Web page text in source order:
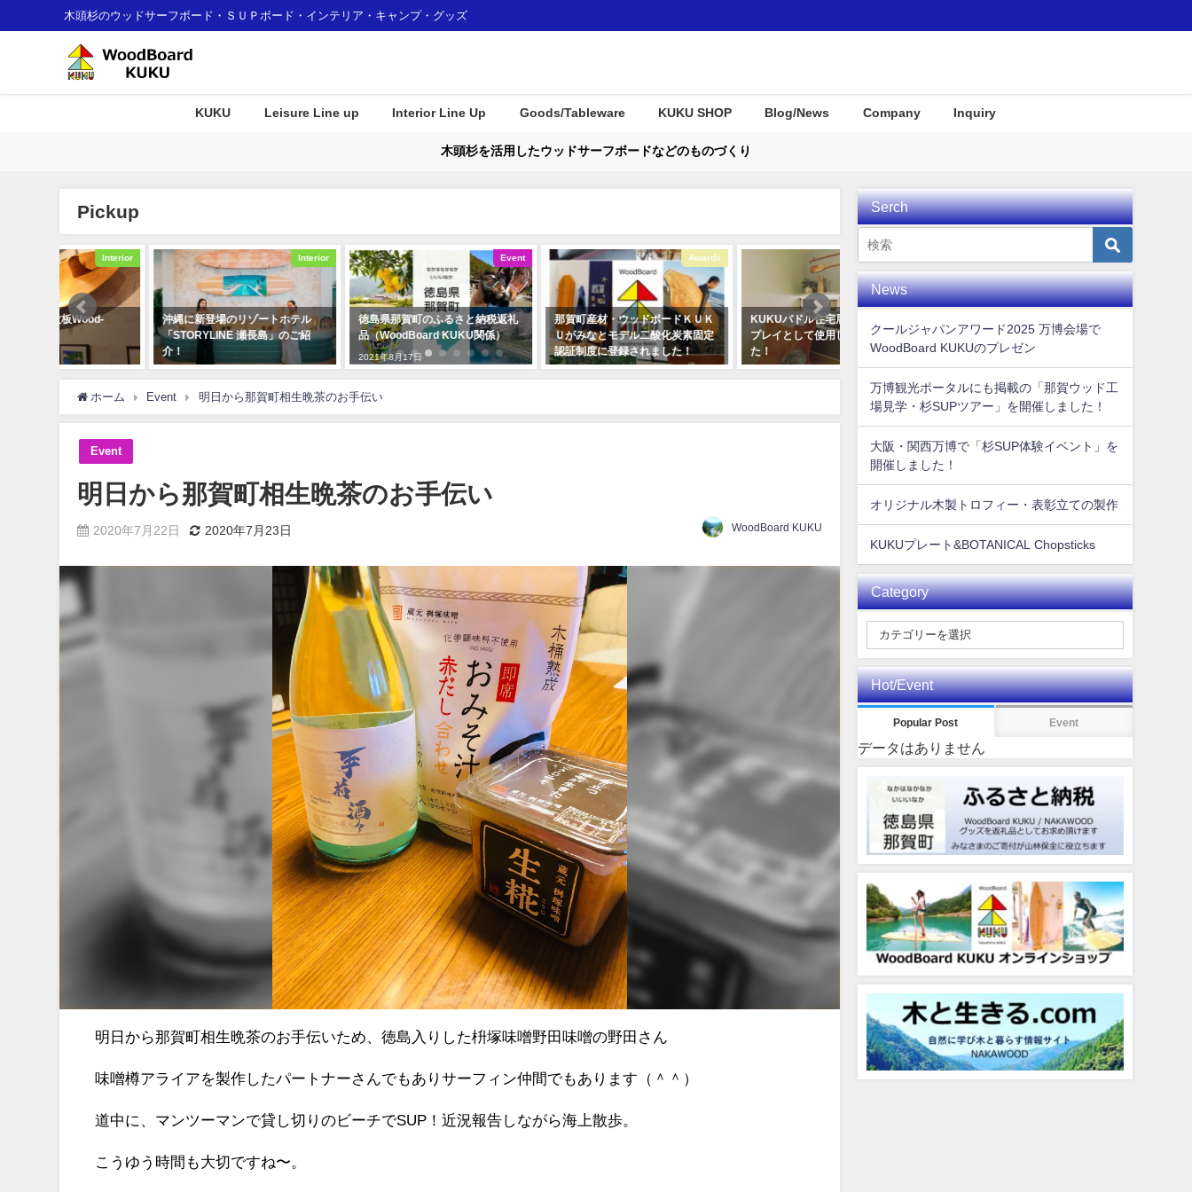
木頭杉のウッドサーフボード・ＳＵＰボード・インテリア・キャンプ・グッズ
KUKU Leisure Line up Interior Line Up Goods/Tableware KUKU SHOP Blog/News Company Inquiry
木頭杉を活用したウッドサーフボードなどのものづくり
Pickup
Interior
沖縄に新登場のリゾートホテル
「STORYLINE 瀬長島」のご紹
介！
Event
徳島県那賀町のふるさと納税返礼
品（WoodBoard KUKU関係）
2021年8月17日
Awards
那賀町産材・ウッドボードＫＵＫ
Ｕがみなとモデル二酸化炭素固定
認証制度に登録されました！
Interior
KUKUパドル住宅展示場にディス
プレイとして使用して頂きまし
た！
に向けてKUKUムービーが公開さ
れました！
むけインテリアグッズをご
ホーム Event 明日から那賀町相生晩茶のお手伝い
Event
明日から那賀町相生晩茶のお手伝い
2020年7月22日 2020年7月23日 WoodBoard KUKU
明日から那賀町相生晩茶のお手伝いため、徳島入りした枡塚味噌野田味噌の野田さん
味噌樽アライアを製作したパートナーさんでもありサーフィン仲間でもあります（＾＾）
道中に、マンツーマンで貸し切りのビーチでSUP！近況報告しながら海上散歩。
こうゆう時間も大切ですね〜。
Serch
News
クールジャパンアワード2025 万博会場で
WoodBoard KUKUのプレゼン
万博観光ポータルにも掲載の「那賀ウッド工
場見学・杉SUPツアー」を開催しました！
大阪・関西万博で「杉SUP体験イベント」を
開催しました！
オリジナル木製トロフィー・表彰立ての製作
KUKUプレート&BOTANICAL Chopsticks
Category
Hot/Event
Popular Post Event
データはありません